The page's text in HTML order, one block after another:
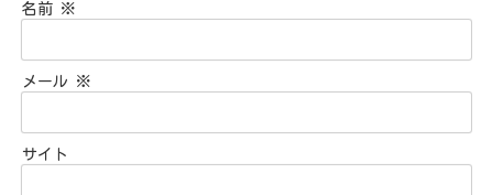
名前 ※
メール ※
サイト